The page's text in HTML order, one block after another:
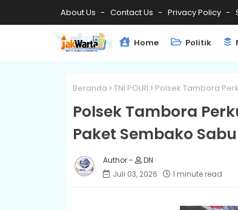
About Us Contact Us Privacy Policy
Home Politik
Beranda TNI POLRI Polsek Tambora
Polsek Tambora
Paket Sembako
DN
Juli 03, 2026
1 minute read